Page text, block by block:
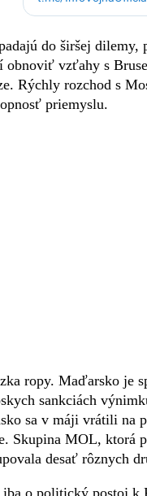
do širšej
obnoviť vzťahy s
Rýchly rozchod s
priemyslu.
ropy. Maďarsko je
sankciách
sa v máji vrátili na
Skupina MOL, ktorá
desať rôznych